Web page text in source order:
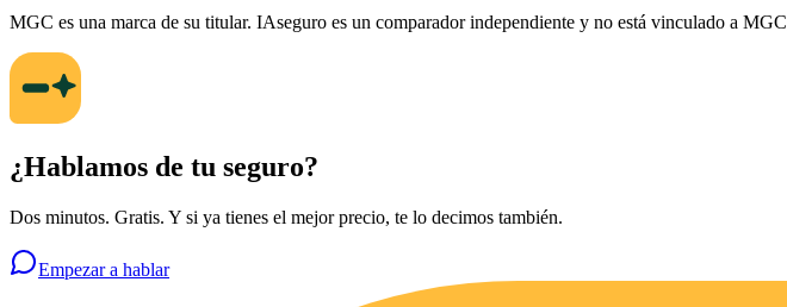
MGC es una marca de su titular. IAseguro es un comparador independiente y no está vinculado a MGC
¿Hablamos de tu seguro?
Dos minutos. Gratis. Y si ya tienes el mejor precio, te lo decimos también.
Empezar a hablar